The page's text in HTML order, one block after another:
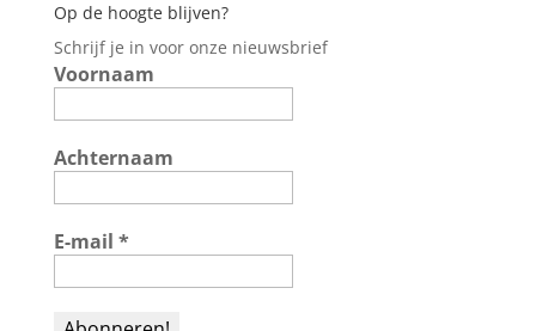
Op de hoogte blijven?
Schrijf je in voor onze nieuwsbrief
Voornaam
Achternaam
E-mail *